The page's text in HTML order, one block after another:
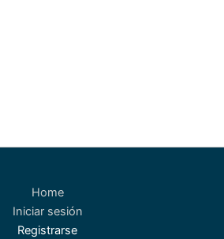
Home
Iniciar sesión
Registrarse